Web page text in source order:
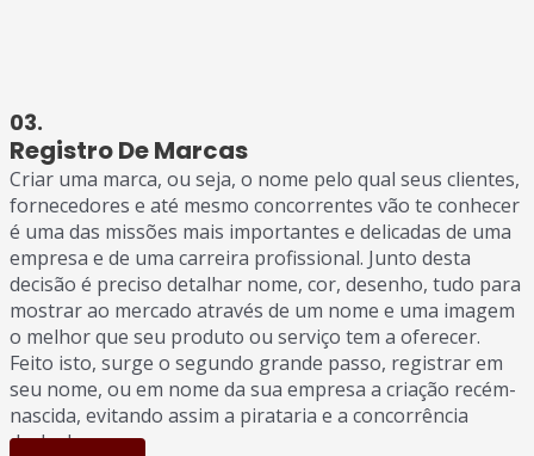
03.
Registro De Marcas
Criar uma marca, ou seja, o nome pelo qual seus clientes,
fornecedores e até mesmo concorrentes vão te conhecer
é uma das missões mais importantes e delicadas de uma
empresa e de uma carreira profissional. Junto desta
decisão é preciso detalhar nome, cor, desenho, tudo para
mostrar ao mercado através de um nome e uma imagem
o melhor que seu produto ou serviço tem a oferecer.
Feito isto, surge o segundo grande passo, registrar em
seu nome, ou em nome da sua empresa a criação recém-
nascida, evitando assim a pirataria e a concorrência
desleal.